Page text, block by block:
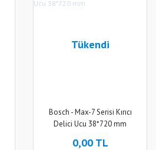
Tükendi
Bosch - Max-7 Serisi Kırıcı
Delici Ucu 38*720 mm
0,00 TL